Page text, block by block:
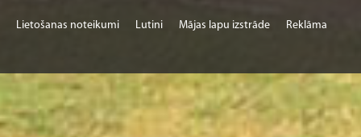
Lietošanas noteikumi Lutini Mājas lapu izstrāde Reklāma